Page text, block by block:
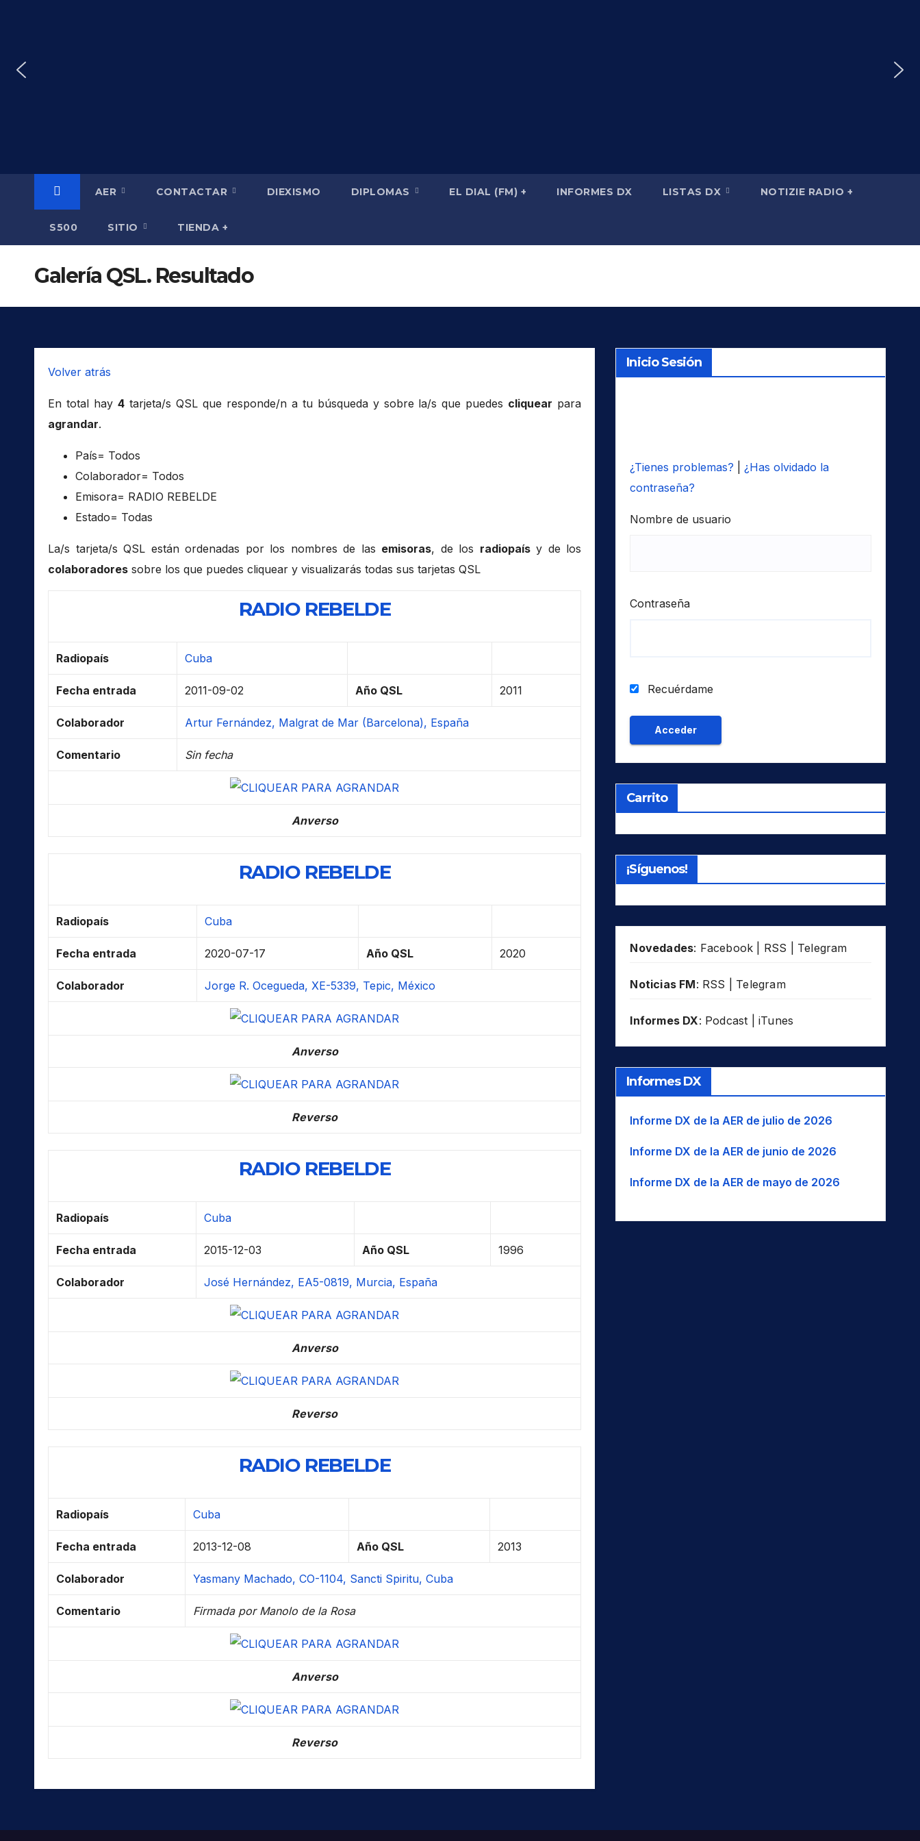
AER CONTACTAR DIEXISMO DIPLOMAS EL DIAL (FM) + INFORMES DX LISTAS DX NOTIZIE RADIO +
S500 SITIO TIENDA +
Galería QSL. Resultado
Volver atrás
En total hay 4tarjeta/s QSL que responde/n a tu búsqueda y sobre la/s que puedes cliquear para
agrandar.
País= Todos
Colaborador= Todos
Emisora= RADIO REBELDE
Estado= Todas
La/s tarjeta/s QSL están ordenadas por los nombres de las emisoras, de los radiopaísy de los
colaboradores sobre los que puedes cliquear y visualizarás todas sus tarjetas QSL
RADIO REBELDE
Radiopaís Cuba
Fecha entrada 2011-09-02 Año QSL 2011
Colaborador Artur Fernández, Malgrat de Mar (Barcelona), España
Comentario Sin fecha
Anverso
RADIO REBELDE
Radiopaís Cuba
Fecha entrada 2020-07-17 Año QSL 2020
Colaborador Jorge R. Ocegueda, XE-5339, Tepic, México
Anverso
Reverso
RADIO REBELDE
Radiopaís Cuba
Fecha entrada 2015-12-03 Año QSL 1996
Colaborador José Hernández, EA5-0819, Murcia, España
Anverso
Reverso
RADIO REBELDE
Radiopaís Cuba
Fecha entrada 2013-12-08 Año QSL 2013
Colaborador Yasmany Machado, CO-1104, Sancti Spiritu, Cuba
Comentario Firmada por Manolo de la Rosa
Anverso
Reverso
Inicio Sesión
¿Tienes problemas?
¿Has olvidado la
contraseña?
Nombre de usuario
Contraseña
Recuérdame
Carrito
¡Síguenos!
Novedades: Facebook RSS Telegram
Noticias FM: RSS Telegram
Informes DX: Podcast iTunes
Informes DX
Informe DX de la AER de julio de 2026
Informe DX de la AER de junio de 2026
Informe DX de la AER de mayo de 2026